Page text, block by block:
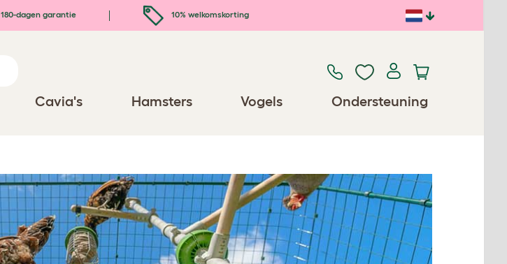
180-dagen garantie 10% welkomskorting
Cavia's Hamsters Vogels Ondersteuning